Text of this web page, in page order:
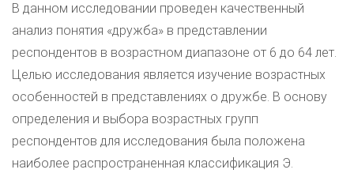
В данном исследовании проведен качественный
анализ понятия «дружба» в представлении
респондентов в возрастном диапазоне от 6 до 64 лет.
Целью исследования является изучение возрастных
особенностей в представлениях о дружбе. В основу
определения и выбора возрастных групп
респондентов для исследования была положена
наиболее распространенная классификация Э.